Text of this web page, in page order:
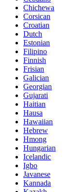
Chichewa
Corsican
Croatian
Dutch
Estonian
Filipino
Finnish
Frisian
Galician
Georgian
Gujarati
Haitian
Hausa
Hawaiian
Hebrew
Hmong
Hungarian
Icelandic
Igbo
Javanese
Kannada